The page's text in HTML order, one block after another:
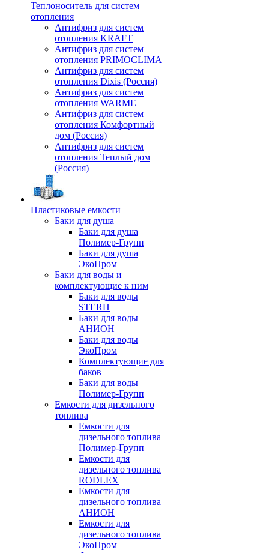
Теплоноситель для систем
отопления
Антифриз для систем
отопления KRAFT
Антифриз для систем
отопления PRIMOCLIMA
Антифриз для систем
отопления Dixis (Россия)
Антифриз для систем
отопления WARME
Антифриз для систем
отопления Комфортный
дом (Россия)
Антифриз для систем
отопления Теплый дом
(Россия)
Пластиковые емкости
Баки для душа
Баки для душа
Полимер-Групп
Баки для душа
ЭкоПром
Баки для воды и
комплектующие к ним
Баки для воды
STERH
Баки для воды
АНИОН
Баки для воды
ЭкоПром
Комплектующие для
баков
Баки для воды
Полимер-Групп
Емкости для дизельного
топлива
Емкости для
дизельного топлива
Полимер-Групп
Емкости для
дизельного топлива
RODLEX
Емкости для
дизельного топлива
АНИОН
Емкости для
дизельного топлива
ЭкоПром